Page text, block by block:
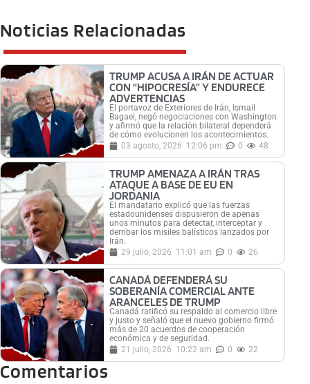
Noticias Relacionadas
TRUMP ACUSA A IRÁN DE ACTUAR
CON “HIPOCRESÍA” Y ENDURECE
ADVERTENCIAS
El portavoz de Exteriores de Irán, Ismail
Bagaei, negó negociaciones con Washington
y afirmó que la relación bilateral dependerá
de cómo evolucionen los acontecimientos.
03 agosto, 2026 12:06 pm 0 48
TRUMP AMENAZA A IRÁN TRAS
ATAQUE A BASE DE EU EN
JORDANIA
El mandatario explicó que las fuerzas
estadounidenses dispusieron de apenas
unos minutos para detectar, interceptar y
derribar los misiles balísticos lanzados por
Irán.
29 julio, 2026 11:01 am 0 26
CANADÁ DEFENDERÁ SU
SOBERANÍA COMERCIAL ANTE
ARANCELES DE TRUMP
Canadá ratificó su respaldo al comercio libre
y justo y señaló que el nuevo gobierno firmó
más de 20 acuerdos de cooperación
económica y de seguridad.
21 julio, 2026 10:22 am 0 22
Comentarios